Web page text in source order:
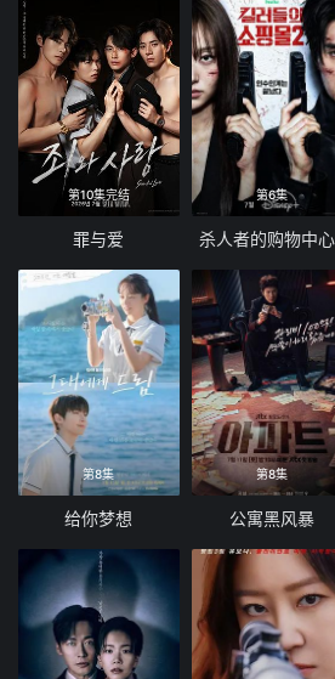
第10集完结
罪与爱
第6集
杀人者的购物中
第8集
给你梦想
第8集
公寓黑风暴